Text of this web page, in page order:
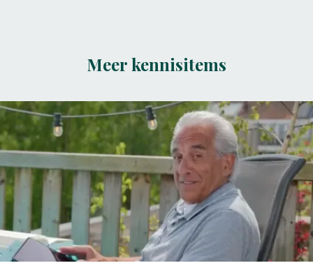
Meer kennisitems